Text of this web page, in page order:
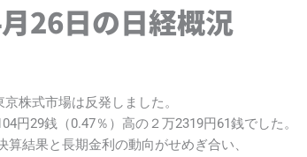
26日の日経概況
株式市場は反発しました。
円29銭（0.47％）高の２万2319円61銭でした。
算結果と長期金利の動向がせめぎ合い、